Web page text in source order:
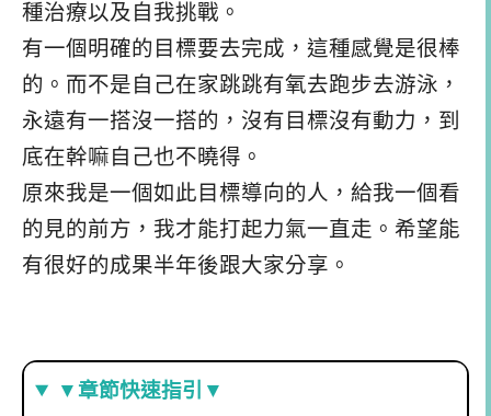
種治療以及自我挑戰。
有一個明確的目標要去完成，這種感覺是很棒
的。而不是自己在家跳跳有氧去跑步去游泳，
永遠有一搭沒一搭的，沒有目標沒有動力，到
底在幹嘛自己也不曉得。
原來我是一個如此目標導向的人，給我一個看
的見的前方，我才能打起力氣一直走。希望能
有很好的成果半年後跟大家分享。
▼章節快速指引▼